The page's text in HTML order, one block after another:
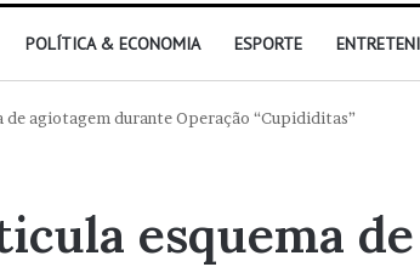
POLÍTICA & ECONOMIA ESPORTE
de agiotagem durante Operação “Cupididitas”
esquema